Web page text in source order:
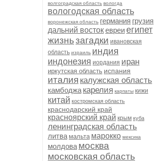
волгоградская область вологда
вологодская область
воронежская область германия грузия
дальний востокевреиегипет
жизньзагадки ивановская
область израиль индия
индонезия иордания иран
иркутская область испания
италия калужская область
камбоджа карелия карпаты кижи
китай костромская область
краснодарский край
красноярский край крым куба
ленинградская область
литва мальта марокко мексика
молдова москва
московская область